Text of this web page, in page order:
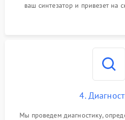
ваш синтезатор и привезет на
4.
Мы проведем диагностику,